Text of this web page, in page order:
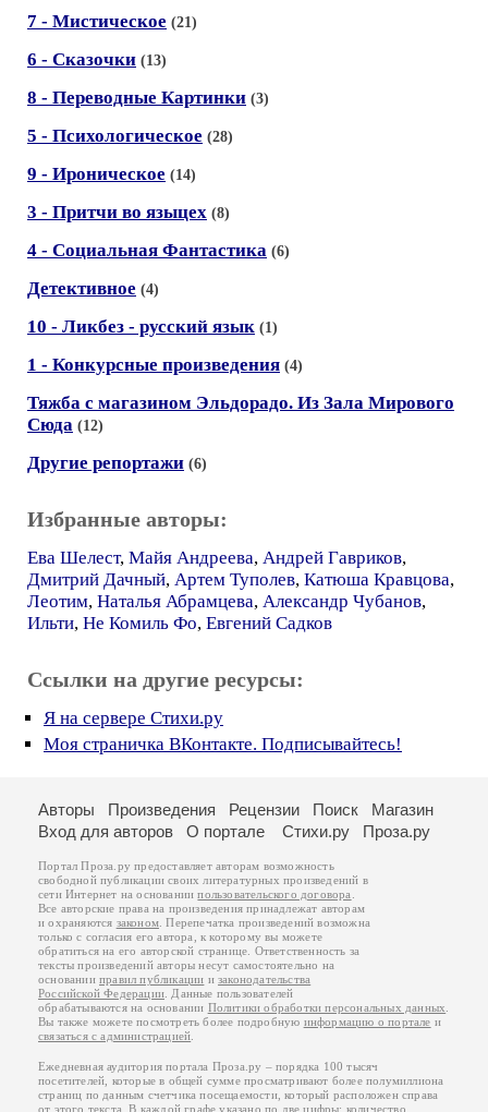
7 - Мистическое (21)
6 - Сказочки (13)
8 - Переводные Картинки (3)
5 - Психологическое (28)
9 - Ироническое (14)
3 - Притчи во языцех (8)
4 - Социальная Фантастика (6)
Детективное (4)
10 - Ликбез - русский язык (1)
1 - Конкурсные произведения (4)
Тяжба с магазином Эльдорадо. Из Зала Мирового
Сюда (12)
Другие репортажи (6)
Избранные авторы:
Ева Шелест, Майя Андреева, Андрей Гавриков,
Дмитрий Дачный, Артем Туполев, Катюша Кравцова,
Леотим, Наталья Абрамцева, Александр Чубанов,
Ильти, Не Комиль Фо, Евгений Садков
Ссылки на другие ресурсы:
Я на сервере Стихи.ру
Моя страничка ВКонтакте. Подписывайтесь!
Авторы Произведения Рецензии Поиск
Магазин
Вход для авторов
О портале Стихи.ру Проза.ру
Портал Проза.ру предоставляет авторам возможность
свободной публикации своих литературных произведений в
сети Интернет на основаниипользовательского договора
Все авторские права на произведения принадлежат авторам
и охраняются законом . Перепечатка произведений возможна
только с согласия его автора, к которому вы можете
обратиться на его авторской странице. Ответственность за
тексты произведений авторы несут самостоятельно на
основанииправил публикации изаконодательства
Российской Федерации . Данные пользователей
обрабатываются на основании Политики обработки персональных данных
Вы также можете посмотреть более подробную информацию о портале и
связаться с администрацией
Ежедневная аудитория портала Проза.ру – порядка 100 тысяч
посетителей, которые в общей сумме просматривают более полумиллиона
страниц по данным счетчика посещаемости, который расположен справа
от этого текста. В каждой графе указано по две цифры: количество